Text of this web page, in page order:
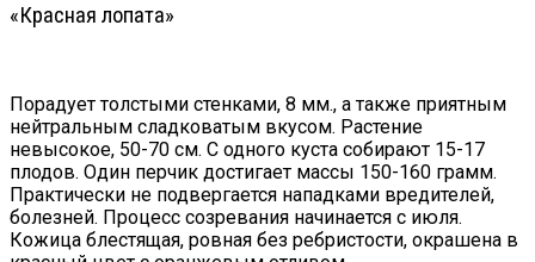
«Красная лопата»
Порадует толстыми стенками, 8 мм., а также приятным
нейтральным сладковатым вкусом. Растение
невысокое, 50-70 см. С одного куста собирают 15-17
плодов. Один перчик достигает массы 150-160 грамм.
Практически не подвергается нападками вредителей,
болезней. Процесс созревания начинается с июля.
Кожица блестящая, ровная без ребристости, окрашена в